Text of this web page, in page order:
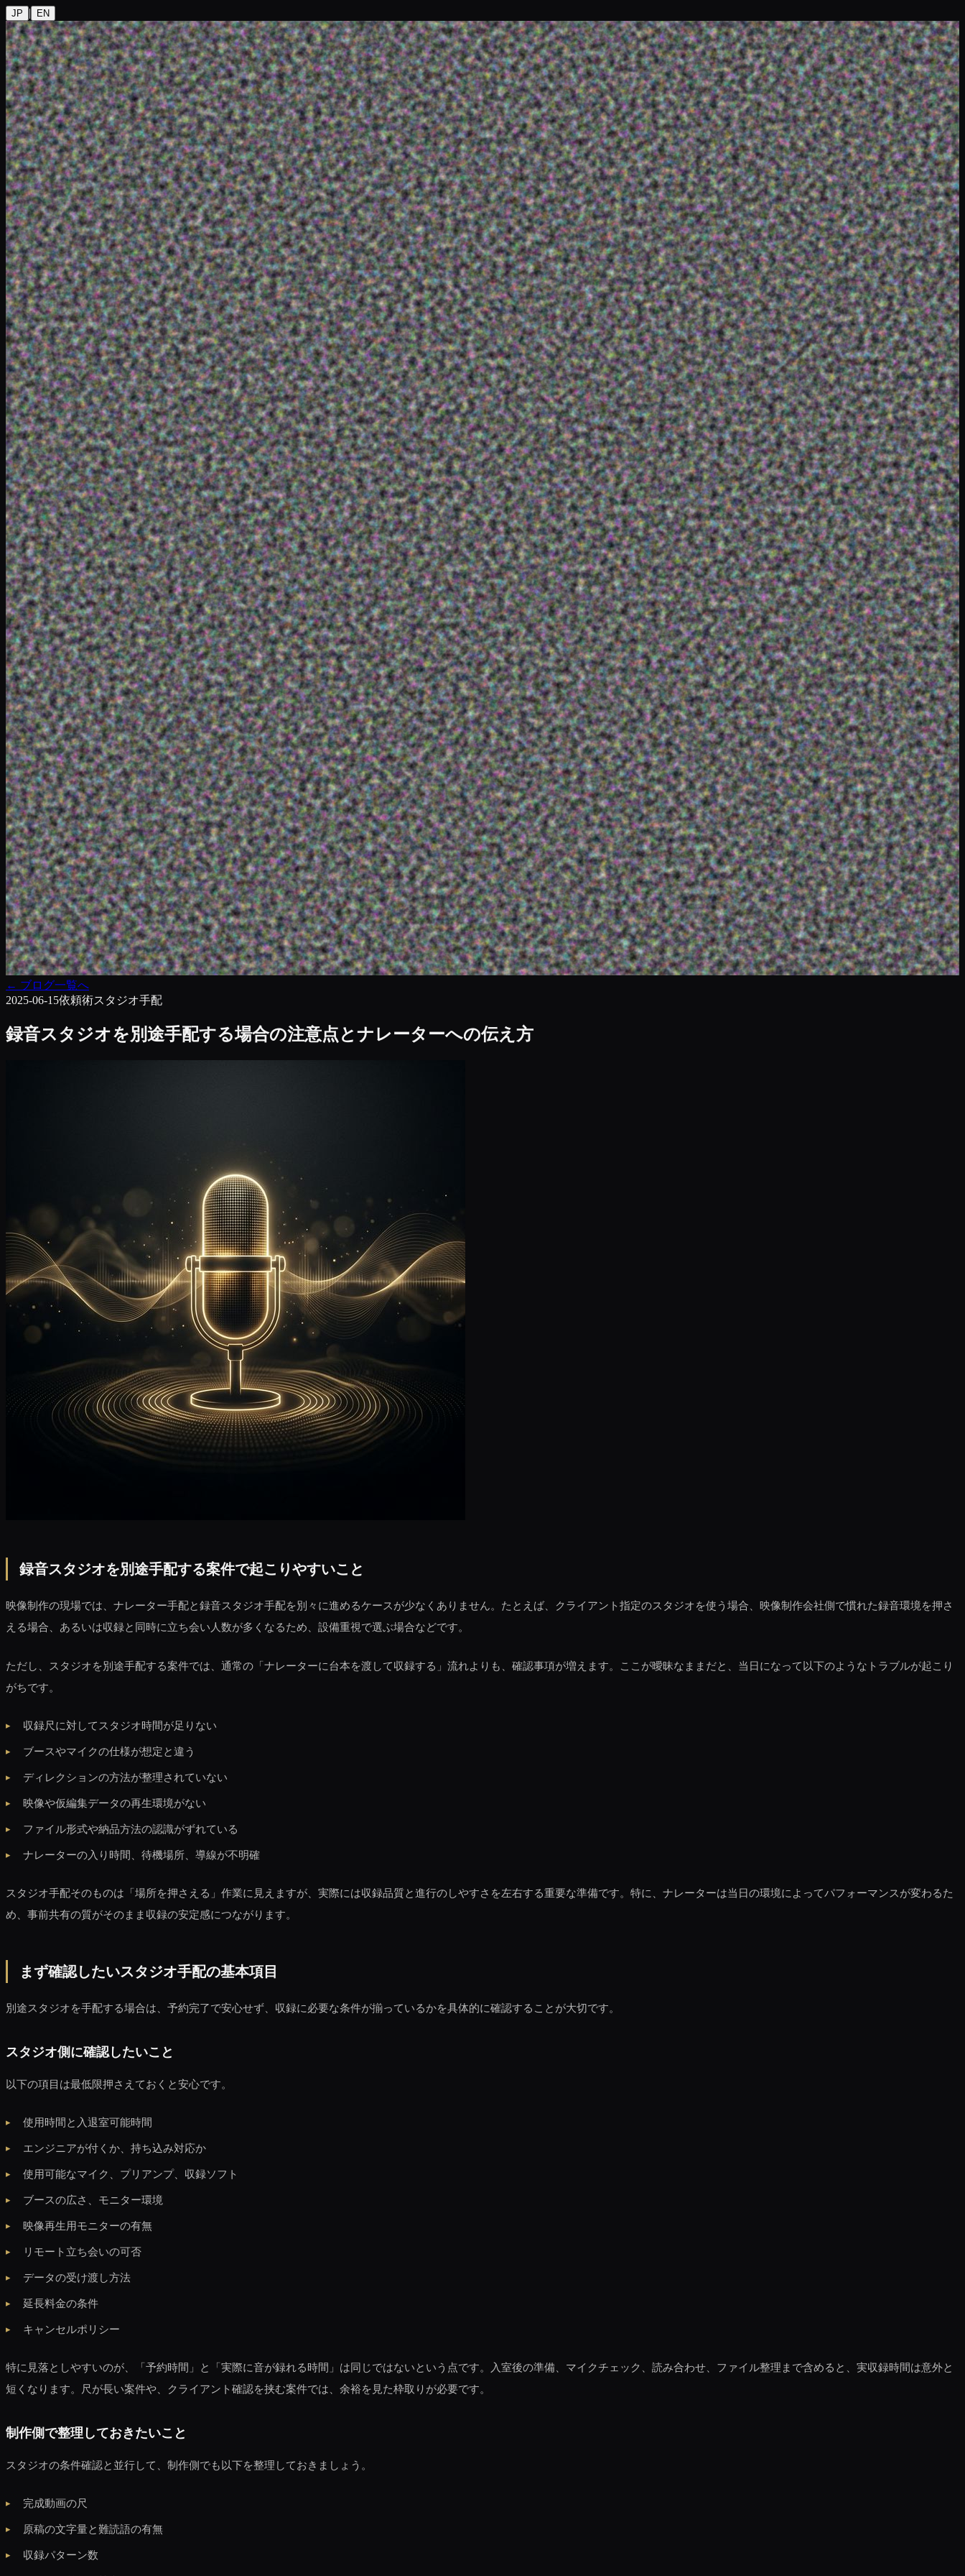
JP | EN
← ブログ一覧へ
2025-06-15依頼術スタジオ手配
録音スタジオを別途手配する場合の注意点とナレーターへの伝え方
録音スタジオを別途手配する案件で起こりやすいこと
映像制作の現場では、ナレーター手配と録音スタジオ手配を別々に進めるケースが少なくありません。たとえば、クライアント指定のスタジオを使う場合、映像制作会社側で慣れた録音環境を押さ
える場合、あるいは収録と同時に立ち会い人数が多くなるため、設備重視で選ぶ場合などです。
ただし、スタジオを別途手配する案件では、通常の「ナレーターに台本を渡して収録する」流れよりも、確認事項が増えます。ここが曖昧なままだと、当日になって以下のようなトラブルが起こり
がちです。
収録尺に対してスタジオ時間が足りない
ブースやマイクの仕様が想定と違う
ディレクションの方法が整理されていない
映像や仮編集データの再生環境がない
ファイル形式や納品方法の認識がずれている
ナレーターの入り時間、待機場所、導線が不明確
スタジオ手配そのものは「場所を押さえる」作業に見えますが、実際には収録品質と進行のしやすさを左右する重要な準備です。特に、ナレーターは当日の環境によってパフォーマンスが変わるた
め、事前共有の質がそのまま収録の安定感につながります。
まず確認したいスタジオ手配の基本項目
別途スタジオを手配する場合は、予約完了で安心せず、収録に必要な条件が揃っているかを具体的に確認することが大切です。
スタジオ側に確認したいこと
以下の項目は最低限押さえておくと安心です。
使用時間と入退室可能時間
エンジニアが付くか、持ち込み対応か
使用可能なマイク、プリアンプ、収録ソフト
ブースの広さ、モニター環境
映像再生用モニターの有無
リモート立ち会いの可否
データの受け渡し方法
延長料金の条件
キャンセルポリシー
特に見落としやすいのが、「予約時間」と「実際に音が録れる時間」は同じではないという点です。入室後の準備、マイクチェック、読み合わせ、ファイル整理まで含めると、実収録時間は意外と
短くなります。尺が長い案件や、クライアント確認を挟む案件では、余裕を見た枠取りが必要です。
制作側で整理しておきたいこと
スタジオの条件確認と並行して、制作側でも以下を整理しておきましょう。
完成動画の尺
原稿の文字量と難読語の有無
収録パターン数